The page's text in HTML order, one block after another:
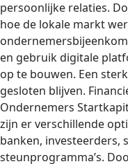
persoonlijke relaties.
hoe de lokale markt
en gebruik digitale
op te bouwen. Een
gesloten blijven.
Ondernemers
zijn er verschillende
banken, investeerders,
steunprogramma’s.